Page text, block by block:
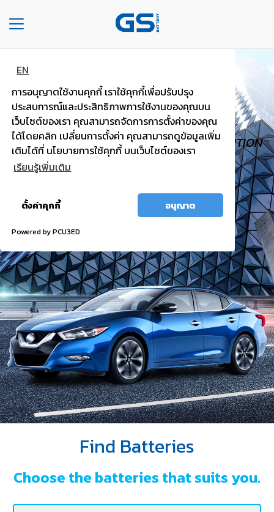
EN
การอนุญาตใช้งานคุกกี้ เราใช้คุกกี้เพื่อปรับปรุง
ประสบการณ์และประสิทธิภาพการใช้งานของคุณบน
เว็บไซต์ของเรา คุณสามารถจัดการการตั้งค่าของคุณ
ได้โดยคลิก เปลี่ยนการตั้งค่า คุณสามารถดูข้อมูลเพิ่ม
เติมได้ที่ นโยบายการใช้คุกกี้ บนเว็บไซต์ของเรา
เรียนรู้เพิ่มเติม
ตั้งค่าคุกกี้ อนุญาต
Powered by PCU3ED
Toggle
navigation
HOME
COMPANY
TYPE
OF
BATTERIES
OF
OUR
SERVICE
DEALERS
NEWS
CAREER
CONTACT
E-
BUSINESS
GS TOUGH
PASSENGER
HIGH VOLTAGE, TRUST WORTHY, HIGH IGNITION
POWER.
Find Batteries
Choose the batteries that suits you.